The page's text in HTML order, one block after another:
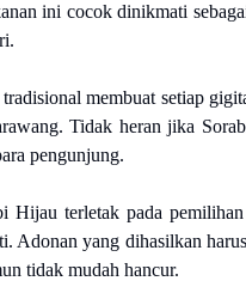
ini cocok dinikmati
membuat setiap
Tidak heran jika
pengunjung.
Hijau terletak pada
Adonan yang dihasilkan
tidak mudah hancur.